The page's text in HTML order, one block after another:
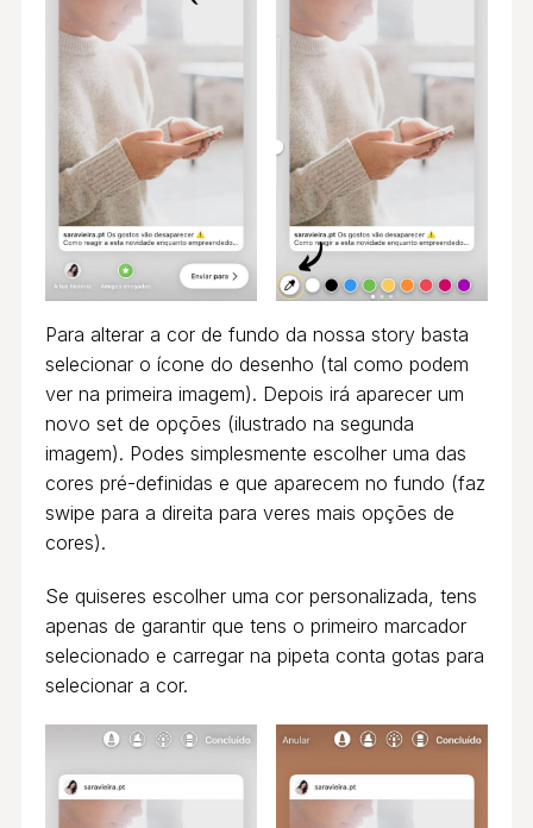
Para alterar a cor de fundo da nossa story basta
selecionar o ícone do desenho (tal como podem
ver na primeira imagem). Depois irá aparecer um
novo set de opções (ilustrado na segunda
imagem). Podes simplesmente escolher uma das
cores pré-definidas e que aparecem no fundo (faz
swipe para a direita para veres mais opções de
cores).
Se quiseres escolher uma cor personalizada, tens
apenas de garantir que tens o primeiro marcador
selecionado e carregar na pipeta conta gotas para
selecionar a cor.